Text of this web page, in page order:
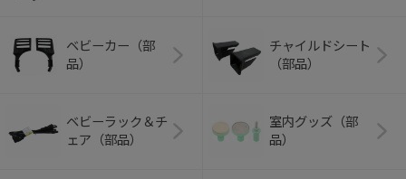
ベビーカー（部
品）
チャイルドシート
（部品）
ベビーラック＆チ
ェア（部品）
室内グッズ（部
品）